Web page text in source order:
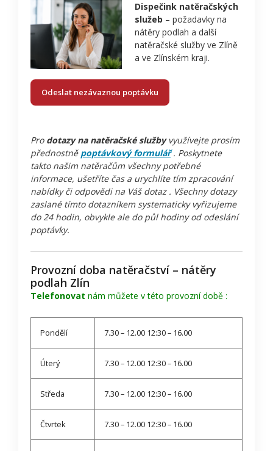
Dispečink natěračských
služeb – požadavky na
nátěry podlah a další
natěračské služby ve Zlíně
a ve Zlínském kraji.
Odeslat nezávaznou poptávku
Pro dotazy na natěračské službyvyužívejte prosím
přednostně poptávkový formulář. Poskytnete
takto našim natěračům všechny potřebné
informace, ušetříte čas a urychlíte tím zpracování
nabídky či odpovědi na Váš dotaz . Všechny dotazy
zaslané tímto dotazníkem systematicky vyřizujeme
do 24 hodin, obvykle ale do půl hodiny od odeslání
poptávky.
Provozní doba natěračství – nátěry
podlah Zlín
Telefonovat nám můžete v této provozní době :
Pondělí 7.30 – 12.00 12:30 – 16.00
Úterý 7.30 – 12.00 12:30 – 16.00
Středa 7.30 – 12.00 12:30 – 16.00
Čtvrtek 7.30 – 12.00 12:30 – 16.00